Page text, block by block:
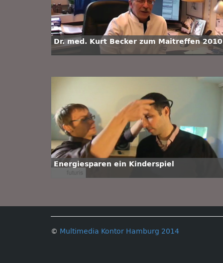
Dr. med. Kurt Becker zum Maitreffen 2010
Energiesparen ein Kinderspiel
© Multimedia Kontor Hamburg 2014